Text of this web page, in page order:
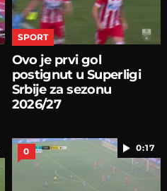
SPORT
Ovo je prvi gol
postignut u Superligi
Srbije za sezonu
2026/27
0:17
0